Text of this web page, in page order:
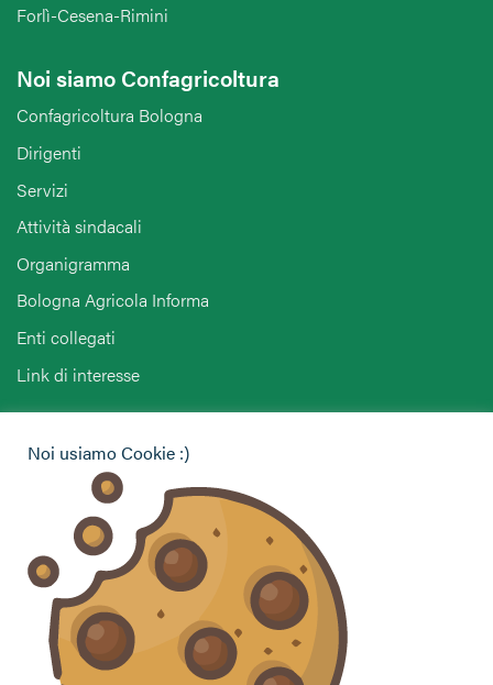
Forlì-Cesena-Rimini
Noi siamo Confagricoltura
Confagricoltura Bologna
Dirigenti
Servizi
Attività sindacali
Organigramma
Bologna Agricola Informa
Enti collegati
Link di interesse
Vuoi contattarci per ricevere assistenza, lasciare un
commento o chiedere informazioni?
CONTATTACI
Seguici sui social
Noi usiamo Cookie :)